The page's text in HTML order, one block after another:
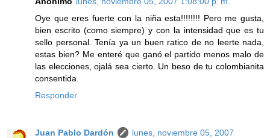
Oye que eres fuerte con la niña esta!!!!!!!! Pero me gusta,
bien escrito (como siempre) y con la intensidad que es tu
sello personal. Tenía ya un buen ratico de no leerte nada,
estas bien? Me enteré que ganó el partido menos malo de
las elecciones, ojalá sea cierto. Un beso de tu colombianita
consentida.
Responder
Juan Pablo Dardón
lunes, noviembre 05, 2007